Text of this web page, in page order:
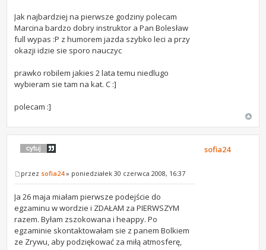
Jak najbardziej na pierwsze godziny polecam
Marcina bardzo dobry instruktor a Pan Bolesław
full wypas :P z humorem jazda szybko leci a przy
okazji idzie sie sporo nauczyc
prawko robilem jakies 2 lata temu niedlugo
wybieram sie tam na kat. C :]
polecam :]
przez sofia24» poniedziałek 30 czerwca 2008, 16:37
Ja 26 maja miałam pierwsze podejście do
egzaminu w wordzie i ZDAŁAM za PIERWSZYM
razem. Byłam zszokowana i heappy. Po
egzaminie skontaktowałam sie z panem Bolkiem
ze Zrywu, aby podziękować za miłą atmosferę,
sofia24